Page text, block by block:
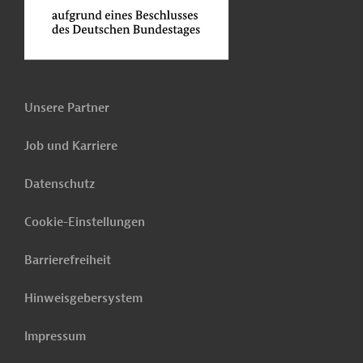
Unsere Partner
Job und Karriere
Datenschutz
Cookie-Einstellungen
Barrierefreiheit
Hinweisgebersystem
Impressum